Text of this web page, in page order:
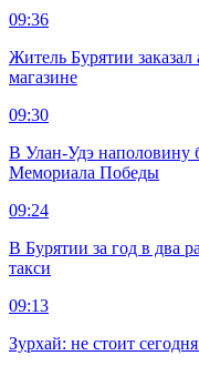
09:36
Житель Бурятии
магазине
09:30
В Улан-Удэ наполовину
Мемориала Победы
09:24
В Бурятии за год в два
такси
09:13
Зурхай: не стоит